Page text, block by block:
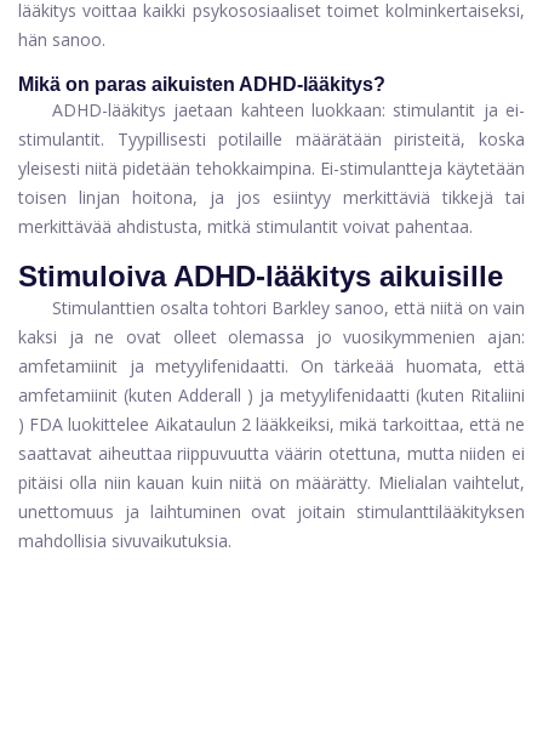
lääkitys voittaa kaikki psykososiaaliset toimet kolminkertaiseksi,
hän sanoo.
Mikä on paras aikuisten ADHD-lääkitys?
ADHD-lääkitys jaetaan kahteen luokkaan: stimulantit ja ei-
stimulantit. Tyypillisesti potilaille määrätään piristeitä, koska
yleisesti niitä pidetään tehokkaimpina. Ei-stimulantteja käytetään
toisen linjan hoitona, ja jos esiintyy merkittäviä tikkejä tai
merkittävää ahdistusta, mitkä stimulantit voivat pahentaa.
Stimuloiva ADHD-lääkitys aikuisille
Stimulanttien osalta tohtori Barkley sanoo, että niitä on vain
kaksi ja ne ovat olleet olemassa jo vuosikymmenien ajan:
amfetamiinit ja metyylifenidaatti. On tärkeää huomata, että
amfetamiinit (kuten Adderall ) ja metyylifenidaatti (kuten Ritaliini
) FDA luokittelee Aikataulun 2 lääkkeiksi, mikä tarkoittaa, että ne
saattavat aiheuttaa riippuvuutta väärin otettuna, mutta niiden ei
pitäisi olla niin kauan kuin niitä on määrätty. Mielialan vaihtelut,
unettomuus ja laihtuminen ovat joitain stimulanttilääkityksen
mahdollisia sivuvaikutuksia.